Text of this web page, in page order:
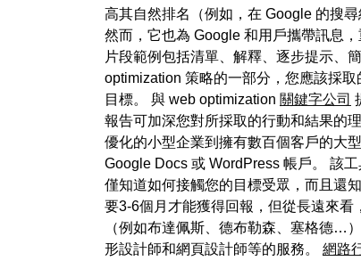
高其自然排名（例如，在 Google 的搜
然而，它也為 Google 和用戶攜帶訊息
片段範例包括清單、解釋、逐步提示、
optimization 策略的一部分，您應該採
目標。 與 web optimization 關鍵字公司
報告可加深您對所採取的行動和結果的
優化的小型企業到擁有數百個客戶的大
Google Docs 或 WordPress 帳戶。 該
僅知道如何接觸您的目標受眾，而且還
要3-6個月才能獲得回報，但從長遠來
（例如布達佩斯、德布勒森、塞格德…
形設計師和網頁設計師等的服務。 網路